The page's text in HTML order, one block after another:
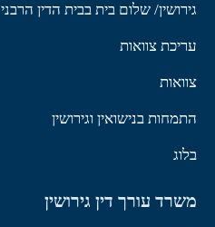
גירושין/ שלום בית בבית הדין הרבני
עריכת צוואות
צוואות
התמחות בנישואין וגירושין
בלוג
משרד עורך דין גירושין